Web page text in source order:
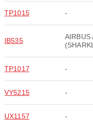
TP1015 -
IB535
AIRBUS
TP1017 -
VY5215 -
UX1157 -